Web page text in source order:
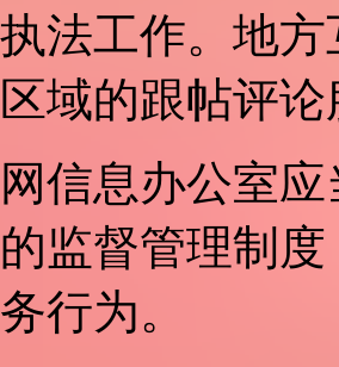
法工作。地
域的跟帖评
信息办公室
监督管理制
行为。